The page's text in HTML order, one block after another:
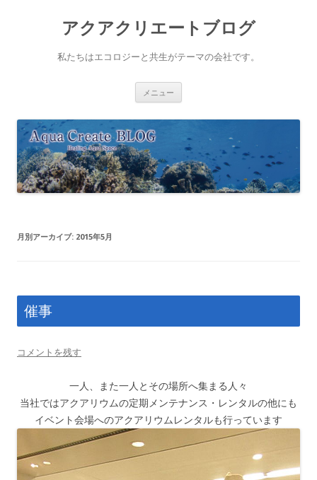
アクアクリエートブログ
私たちはエコロジーと共生がテーマの会社です。
メニュー
ン
へ
ス
キ
ッ
プ
月別アーカイブ: 2015年5月
催事
コメントを残す
一人、また一人とその場所へ集まる人々
当社ではアクアリウムの定期メンテナンス・レンタルの他にも
イベント会場へのアクアリウムレンタルも行っています